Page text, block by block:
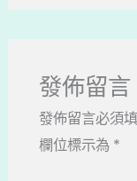
發佈留言
發佈留言必須
欄位標示為 *